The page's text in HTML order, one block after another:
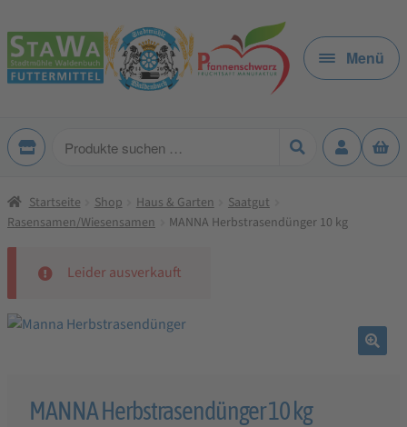
Zur
Navigation
springen
Zum
Inhalt
springen
Menü
Produkte
Startseite Shop Haus & Garten
Saatgut
Rasensamen/Wiesensamen
MANNA Herbstrasendünger 10 kg
Leider ausverkauft
MANNA Herbstrasendünger 10 kg